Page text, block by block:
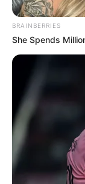
BRAINBERRIES
She Spends